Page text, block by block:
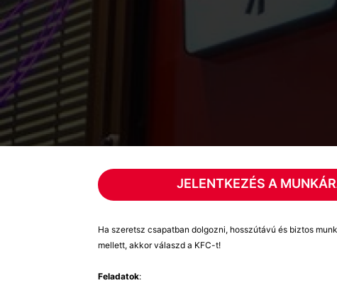
JELENTKEZÉS A
Ha szeretsz csapatban dolgozni, hosszútávú és biztos
mellett, akkor válaszd a KFC-t!
Feladatok: